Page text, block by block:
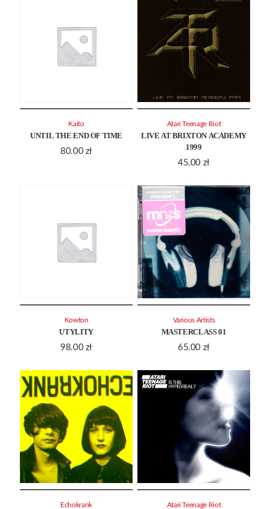
UNTIL THE END OF TIME
80.00 zł
Kaito
LIVE AT BRIXTON ACADEMY
1999
45.00 zł
Atari Teenage Riot
UTYLITY
98.00 zł
Kowton
MASTERCLASS 01
65.00 zł
Various Artists
Echokrank Atari Teenage Riot